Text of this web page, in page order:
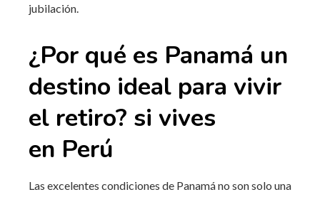
jubilación.
¿Por qué es Panamá un
destino ideal para vivir
el retiro? si vives
en Perú
Las excelentes condiciones de Panamá no son solo una